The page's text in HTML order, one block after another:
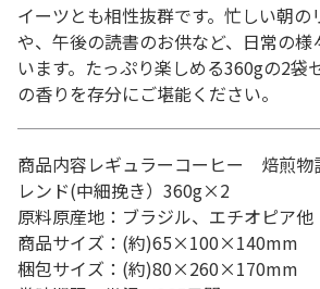
イーツとも相性抜群です。忙しい朝の
や、午後の読書のお供など、日常の
います。たっぷり楽しめる360gの2袋
の香りを存分にご堪能ください。
商品内容レギュラーコーヒー 焙煎物
レンド(中細挽き）360g×2
原料原産地：ブラジル、エチオピア他
商品サイズ：(約)65×100×140mm
梱包サイズ：(約)80×260×170mm